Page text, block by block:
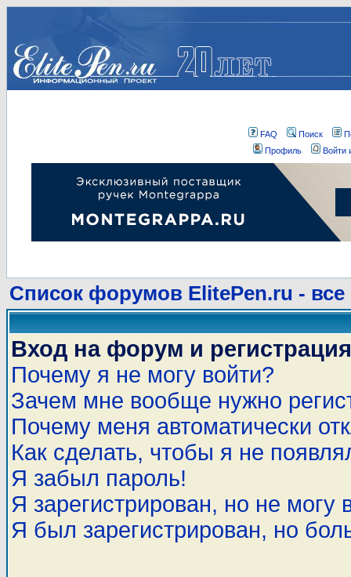
FAQ Поиск
Профиль
Войти
Список форумов ElitePen.ru - все
Вход на форум и регистрация
Почему я не могу войти?
Зачем мне вообще нужно
Почему меня автоматически
Как сделать, чтобы я не
Я забыл пароль!
Я зарегистрирован, но не могу
Я был зарегистрирован, но